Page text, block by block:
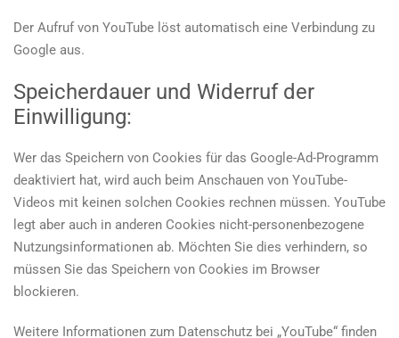
Der Aufruf von YouTube löst automatisch eine Verbindung zu
Google aus.
Speicherdauer und Widerruf der
Einwilligung:
Wer das Speichern von Cookies für das Google-Ad-Programm
deaktiviert hat, wird auch beim Anschauen von YouTube-
Videos mit keinen solchen Cookies rechnen müssen. YouTube
legt aber auch in anderen Cookies nicht-personenbezogene
Nutzungsinformationen ab. Möchten Sie dies verhindern, so
müssen Sie das Speichern von Cookies im Browser
blockieren.
Weitere Informationen zum Datenschutz bei „YouTube“ finden